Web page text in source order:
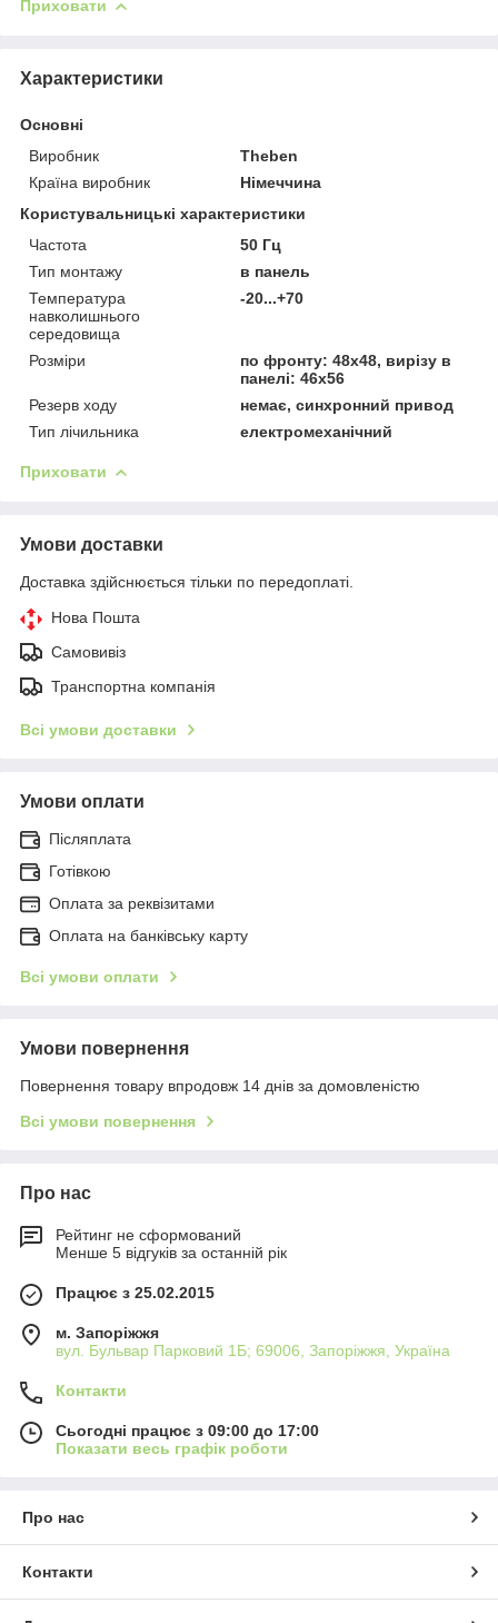
Приховати
Характеристики
Основні
Виробник
Theben
Країна виробник
Німеччина
Користувальницькі характеристики
Частота
50 Гц
Тип монтажу
в панель
Температура
навколишнього
середовища
-20...+70
Розміри
по фронту: 48х48, вирізу в
панелі: 46х56
Резерв ходу
немає, синхронний привод
Тип лічильника
електромеханічний
Приховати
Умови доставки
Доставка здійснюється тільки по передоплаті.
Нова Пошта
Самовивіз
Транспортна компанія
Всі умови доставки
Умови оплати
Післяплата
Готівкою
Оплата за реквізитами
Оплата на банківську карту
Всі умови оплати
Умови повернення
Повернення товару впродовж 14 днів за домовленістю
Всі умови повернення
Про нас
Рейтинг не сформований
Менше 5 відгуків за останній рік
Працює з 25.02.2015
м. Запоріжжя
вул. Бульвар Парковий 1Б; 69006, Запоріжжя, Україна
Контакти
Сьогодні працює з 09:00 до 17:00
Показати весь графік роботи
Про нас
Контакти